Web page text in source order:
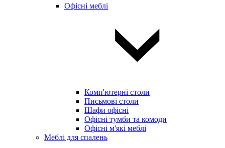
Офісні меблі
Комп'ютерні столи
Письмові столи
Шафи офісні
Офісні тумби та комоди
Офісні м'які меблі
Меблі для спалень